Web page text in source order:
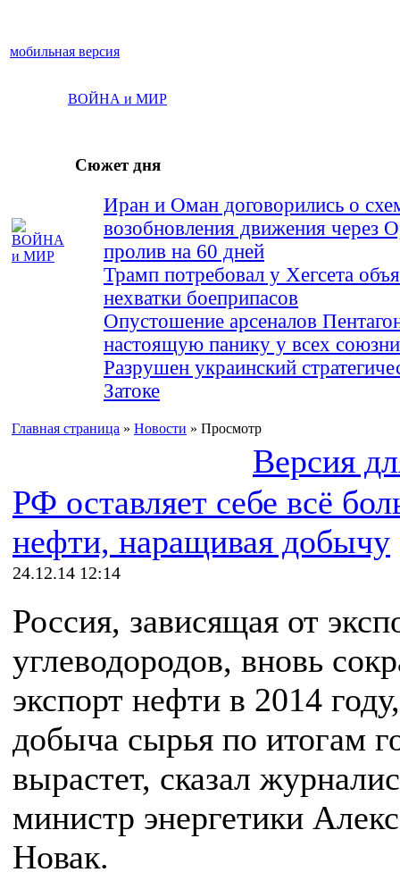
мобильная версия
ВОЙНА и МИР
Сюжет дня
Иран и Оман договорились о
возобновления движения через
пролив на 60 дней
Трамп потребовал у Хегсета
нехватки боеприпасов
Опустошение арсеналов
настоящую панику у всех
Разрушен украинский
Затоке
Главная страница » Новости » Просмотр
Версия
РФ оставляет себе всё
нефти, наращивая добычу
24.12.14 12:14
Россия, зависящая от
углеводородов, вновь
экспорт нефти в 2014
добыча сырья по итогам
вырастет, сказал
министр энергетики
Новак.